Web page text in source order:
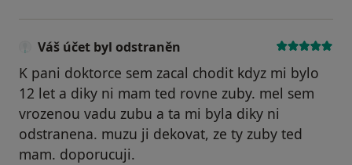
Váš účet byl odstraněn
K pani doktorce sem zacal chodit kdyz mi bylo
12 let a diky ni mam ted rovne zuby. mel sem
vrozenou vadu zubu a ta mi byla diky ni
odstranena. muzu ji dekovat, ze ty zuby ted
mam. doporucuji.